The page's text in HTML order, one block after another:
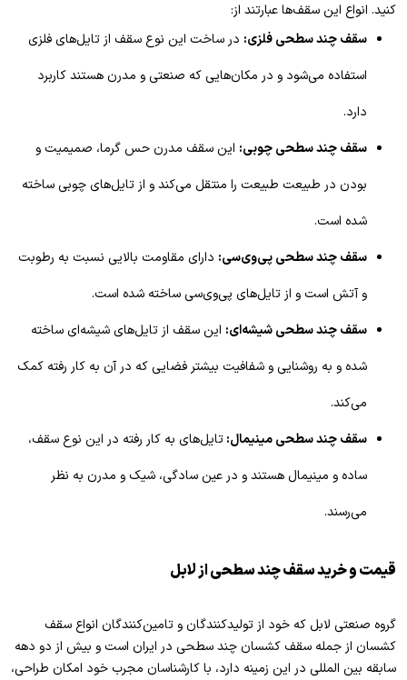
کنید. انواع این سقف‌ها عبارتند از:
سقف چند سطحی فلزی: در ساخت این نوع سقف از تایل‌های فلزی
استفاده می‌شود و در مکان‌هایی که صنعتی و مدرن هستند کاربرد
دارد.
سقف چند سطحی چوبی: این سقف مدرن حس گرما، صمیمیت و
بودن در طبیعت طبیعت را منتقل می‌کند و از تایل‌های چوبی ساخته
شده است.
سقف چند سطحی پی‌وی‌سی: دارای مقاومت بالایی نسبت به رطوبت
و آتش است و از تایل‌های پی‌وی‌سی ساخته شده است.
سقف چند سطحی شیشه‌ای: این سقف از تایل‌های شیشه‌ای ساخته
شده و به روشنایی و شفافیت بیشتر فضایی که در آن به کار رفته کمک
می‌کند.
سقف چند سطحی مینیمال:تایل‌های به کار رفته در این نوع سقف،
ساده و مینیمال هستند و در عین سادگی، شیک و مدرن به نظر
می‌رسند.
قیمت و خرید سقف چند سطحی از لابل
گروه صنعتی لابل که خود از تولید‌کنندگان و تامین‌کنندگان انواع سقف
کشسان از جمله سقف کشسان چند سطحی در ایران است و بیش از دو دهه
سابقه بین المللی در این زمینه دارد، با کارشناسان مجرب خود امکان طراحی،